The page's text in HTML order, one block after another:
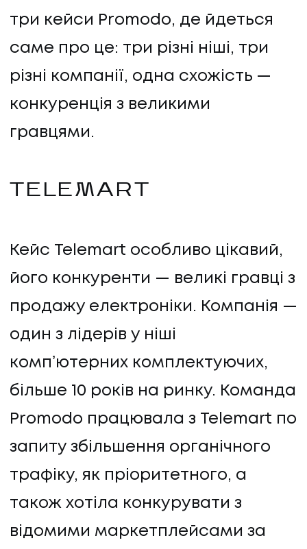
три кейси Promodo, де йдеться
саме про це: три різні ніші, три
різні компанії, одна схожість —
конкуренція з великими
гравцями.
TELEMART
Кейс Telemart особливо цікавий,
його конкуренти — великі гравці з
продажу електроніки. Компанія —
один з лідерів у ніші
компʼютерних комплектуючих,
більше 10 років на ринку. Команда
Promodo працювала з Telemart по
запиту збільшення органічного
трафіку, як пріоритетного, а
також хотіла конкурувати з
відомими маркетплейсами за